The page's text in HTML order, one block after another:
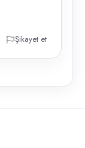
Şikayet et